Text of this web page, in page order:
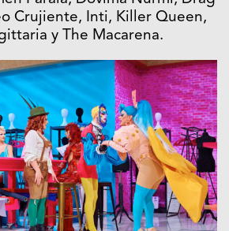
Crujiente, Inti, Killer Queen,
y The Macarena.